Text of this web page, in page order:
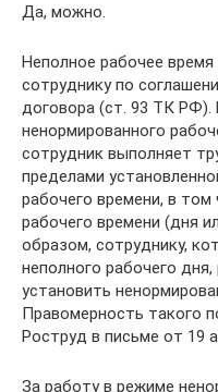
Да, можно.
Неполное рабочее
сотруднику по
договора (ст. 93 ТК РФ).
ненормированного
сотрудник выполняет
пределами
рабочего времени, в том
рабочего времени (дня
образом, сотруднику,
неполного рабочего
установить
Правомерность такого
Роструд в письме от 19
За работу в режиме